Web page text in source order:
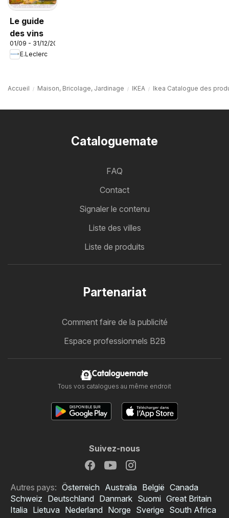
Le guide
des vins
01/09 - 31/12/2026
E.Leclerc
Accueil Maison, Bricolage, Jardinage IKEA Ikea Catalogue des
Cataloguemate
FAQ
Contact
Signaler le contenu
Liste des villes
Liste de produits
Partenariat
Comment faire de la publicité
Espace professionnels B2B
Cataloguemate
Tous vos catalogues au même endroit
Suivez-nous
Autres pays: Österreich Australia België Canada
Schweiz Deutschland Danmark Suomi Great Britain
Italia Lietuva Nederland Norge Sverige South Africa